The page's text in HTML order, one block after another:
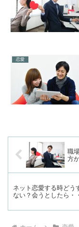
恋愛
職
方
ネット恋愛する時どう
ない？会うとしたら・